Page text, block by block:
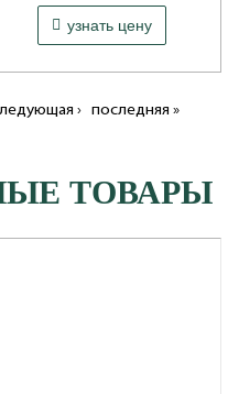
Артикул: 142936
Совместимость: 3151*, Hunter,
469
63 ₽узнать цену
› последняя »
ТОВАРЫ